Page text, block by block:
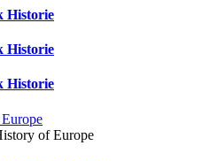
Historie
Historie
Historie
of Europe